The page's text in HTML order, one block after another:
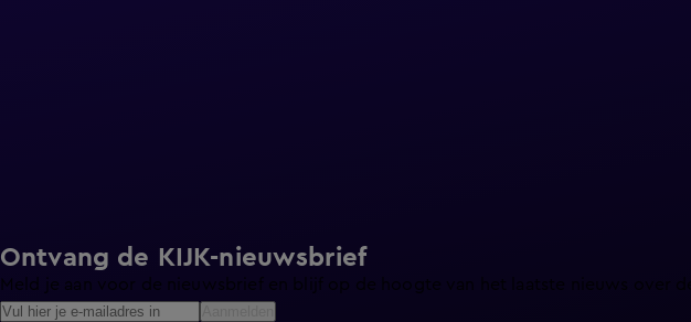
Ontvang de KIJK-nieuwsbrief
Meld je aan voor de nieuwsbrief en blijf op de hoogte van het laatste nieuws over de